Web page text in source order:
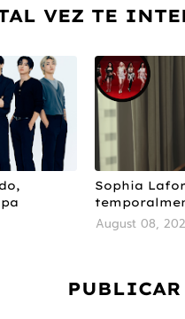
VEZ TE
Sophia
August 08,